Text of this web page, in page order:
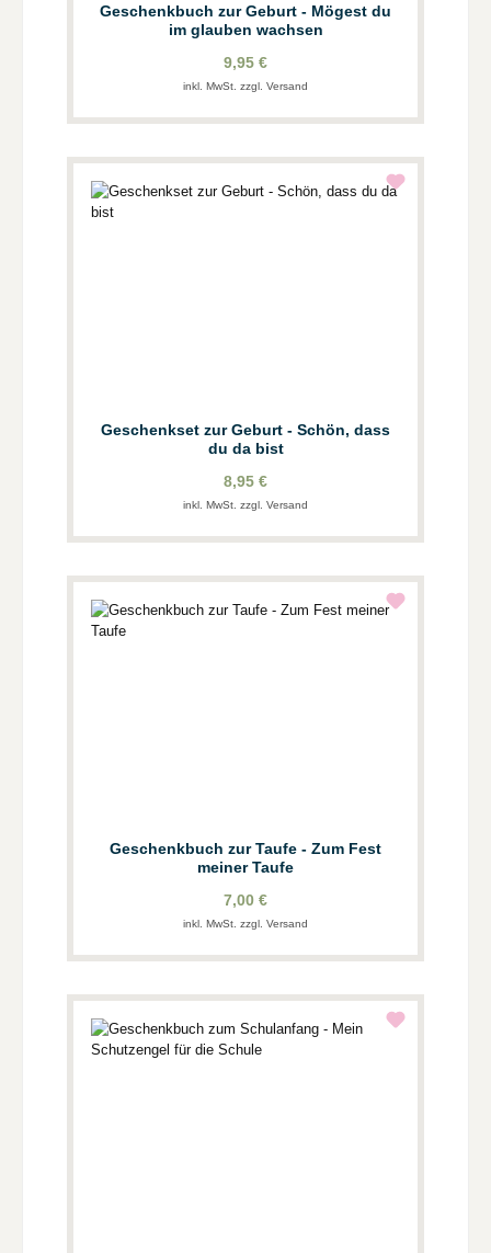
Geschenkbuch zur Geburt - Mögest du
im glauben wachsen
9,95 €
inkl. MwSt. zzgl. Versand
Geschenkset zur Geburt - Schön, dass
du da bist
8,95 €
inkl. MwSt. zzgl. Versand
Geschenkbuch zur Taufe - Zum Fest
meiner Taufe
7,00 €
inkl. MwSt. zzgl. Versand